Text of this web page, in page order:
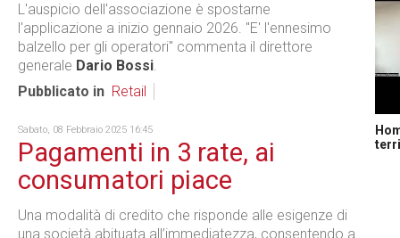
L'auspicio dell'associazione è spostarne
l'applicazione a inizio gennaio 2026. "E' l'ennesimo
balzello per gli operatori" commenta il direttore
generale Dario Bossi.
Pubblicato in Retail
Sabato, 08 Febbraio 2025 16:45
Pagamenti in 3 rate, ai
consumatori piace
Una modalità di credito che risponde alle esigenze di
una società abituata all’immediatezza, consentendo a